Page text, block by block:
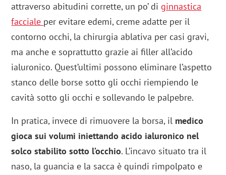
attraverso abitudini corrette, un po’ diginnastica
facciale per evitare edemi, creme adatte per il
contorno occhi, la chirurgia ablativa per casi gravi,
ma anche e soprattutto grazie ai filler all’acido
ialuronico. Quest’ultimi possono eliminare l’aspetto
stanco delle borse sotto gli occhi riempiendo le
cavità sotto gli occhi e sollevando le palpebre.
In pratica, invece di rimuovere la borsa, il medico
gioca sui volumi iniettando acido ialuronico nel
solco stabilito sotto l’occhio. L’incavo situato tra il
naso, la guancia e la sacca è quindi rimpolpato e